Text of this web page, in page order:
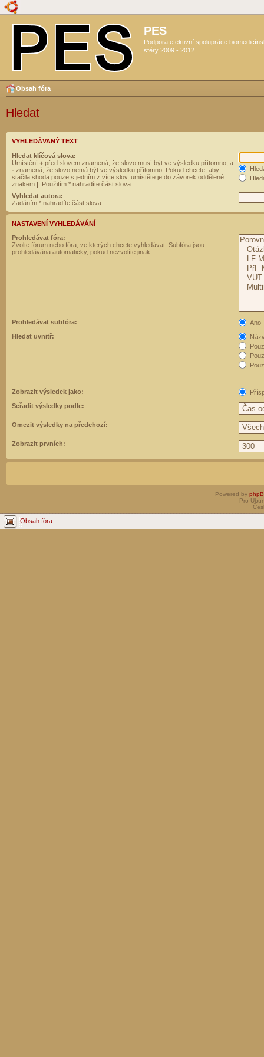
PES
Podpora efektivní spolupráce
sféry 2009 - 2012
Obsah fóra
Hledat
VYHLEDÁVANÝ TEXT
Hledat klíčová slova:
Umístění + před slovem znamená, že slovo musí být ve výsledku přítomno, a
- znamená, že slovo nemá být ve výsledku přítomno. Pokud chcete, aby
stačila shoda pouze s jedním z více slov, umístěte je do závorek oddělené
znakem | . Použitím * nahradíte část slova
Vyhledat autora:
Zadáním * nahradíte část slova
NASTAVENÍ VYHLEDÁVÁNÍ
Prohledávat fóra:
Zvolte fórum nebo fóra, ve kterých chcete vyhledávat. Subfóra jsou
prohledávána automaticky, pokud nezvolíte jinak.
Prohledávat subfóra:
Ano
Hledat uvnitř:
Zobrazit výsledek jako:
Seřadit výsledky podle:
Omezit výsledky na předchozí:
Zobrazit prvních:
Powered by
Pro
Obsah fóra